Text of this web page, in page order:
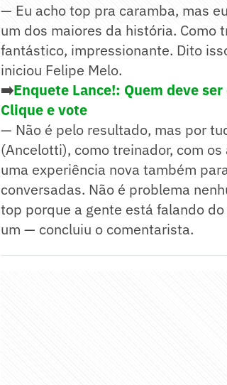
— Eu acho top pra caramba, mas
um dos maiores da história. Como
fantástico, impressionante. Dito
iniciou Felipe Melo.
➡️Enquete Lance!: Quem deve
Clique e vote
— Não é pelo resultado, mas por
(Ancelotti), como treinador, com
uma experiência nova também
conversadas. Não é problema
top porque a gente está falando
um — concluiu o comentarista.